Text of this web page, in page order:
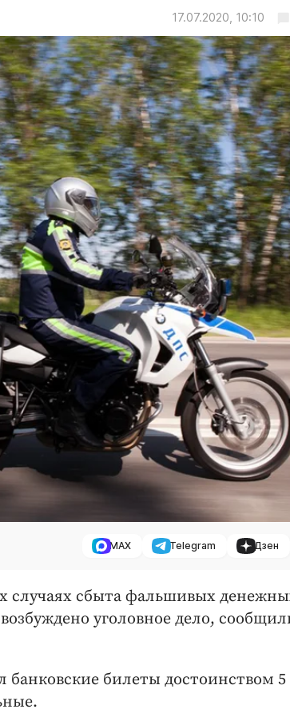
17.07.2020, 10:10
MAX Telegram Дзен
случаях сбыта фальшивых
уголовное дело,
билеты достоинством 5